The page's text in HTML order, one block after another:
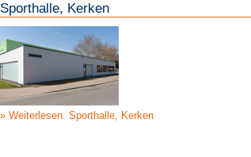
Sporthalle, Kerken
Weiterlesen: Sporthalle, Kerken